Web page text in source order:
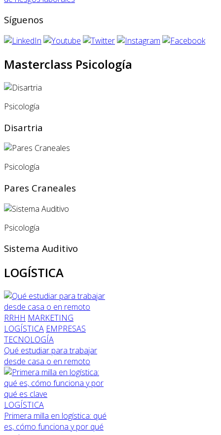
Síguenos
Masterclass Psicología
Psicología
Disartria
Psicología
Pares Craneales
Psicología
Sistema Auditivo
LOGÍSTICA
RRHH MARKETING
LOGÍSTICA EMPRESAS
TECNOLOGÍA
Qué estudiar para trabajar
desde casa o en remoto
LOGÍSTICA
Primera milla en logística: qué
es, cómo funciona y por qué